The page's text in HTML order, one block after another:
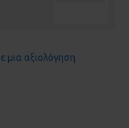
μια αξιολόγηση